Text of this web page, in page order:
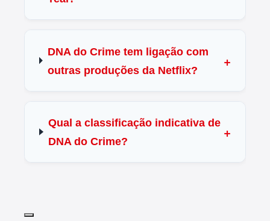
DNA do Crime tem ligação com
outras produções da Netflix?
Qual a classificação indicativa de
DNA do Crime?